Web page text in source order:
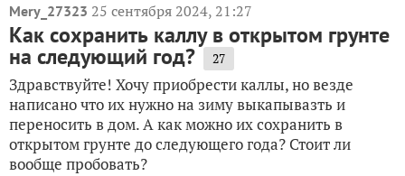
Mery_27323 25 сентября 2024, 21:27
Как сохранить каллу в открытом грунте
на следующий год? 27
Здравствуйте! Хочу приобрести каллы, но везде
написано что их нужно на зиму выкапывазть и
переносить в дом. А как можно их сохранить в
открытом грунте до следующего года? Стоит ли
вообще пробовать?